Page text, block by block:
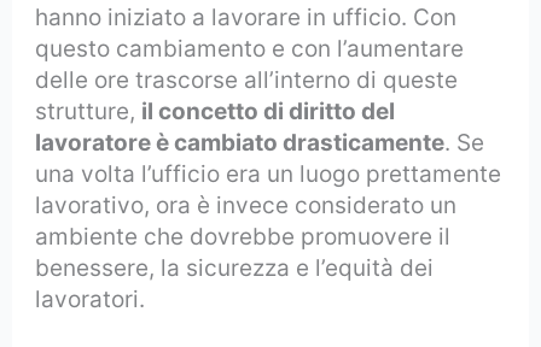
hanno iniziato a lavorare in ufficio. Con
questo cambiamento e con l’aumentare
delle ore trascorse all’interno di queste
strutture, il concetto di diritto del
lavoratore è cambiato drasticamente. Se
una volta l’ufficio era un luogo prettamente
lavorativo, ora è invece considerato un
ambiente che dovrebbe promuovere il
benessere, la sicurezza e l’equità dei
lavoratori.